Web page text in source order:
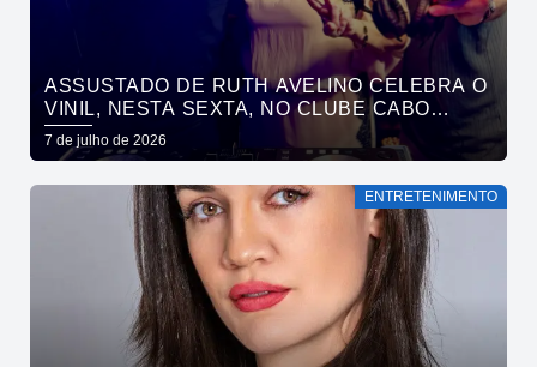
ASSUSTADO DE RUTH AVELINO CELEBRA O
VINIL, NESTA SEXTA, NO CLUBE CABO
BRANCO
7 de julho de 2026
ENTRETENIMENTO